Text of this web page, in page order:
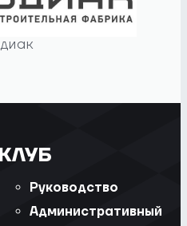
КЛУБ
Руководство
Административный